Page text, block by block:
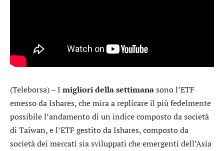
(Teleborsa) – I migliori della settimanasonol’ETF
emesso da Ishares, che mira a replicare il più fedelmente
possibile l’andamento di un indice composto da società
di Taiwan, el’ETF gestito da Ishares, composto da
società dei mercati sia sviluppati che emergenti dell’Asia